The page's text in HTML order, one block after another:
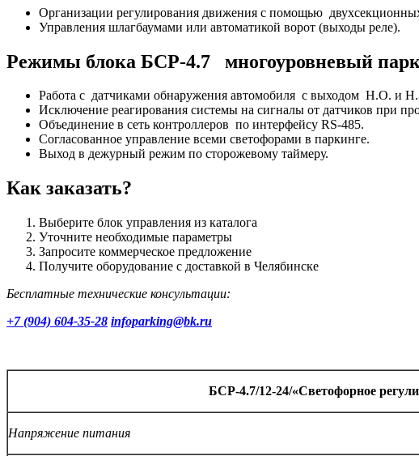
Организации регулирования движения c помощью
Управления шлагбаумами или автоматикой ворот (выходы реле).
Режимы блока БСР-4.7 многоуровневый
Работа с датчиками обнаружения автомобиля с выходом Н.О. и
Исключение реагирования системы на сигналы от датчиков при
Объединение в сеть контроллеров по интерфейсу RS-485.
Согласованное управление всеми светофорами в паркинге.
Выход в дежурный режим по сторожевому таймеру.
Как заказать?
Выберите блок управления из каталога
Уточните необходимые параметры
Запросите коммерческое предложение
Получите оборудование с доставкой в Челябинске
Бесплатные технические консультации:
+7 (904) 604-35-28 infoparking@bk.ru
БСР-4.7/12-24/«Светофорное
Напряжение питания